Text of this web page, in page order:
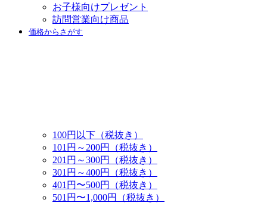
お子様向けプレゼント
訪問営業向け商品
価格からさがす
100円以下（税抜き）
101円～200円（税抜き）
201円～300円（税抜き）
301円～400円（税抜き）
401円〜500円（税抜き）
501円〜1,000円（税抜き）